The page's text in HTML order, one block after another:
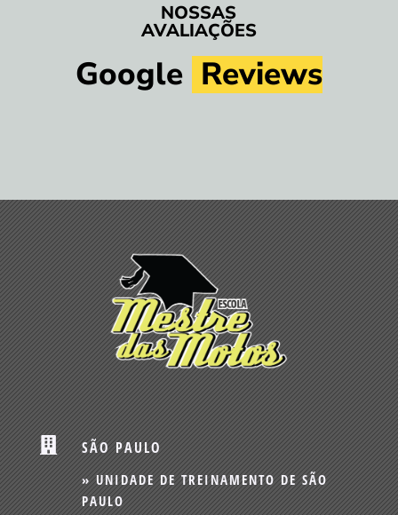
NOSSAS
AVALIAÇÕES
Google Reviews
 SÃO PAULO
» UNIDADE DE TREINAMENTO DE SÃO
PAULO